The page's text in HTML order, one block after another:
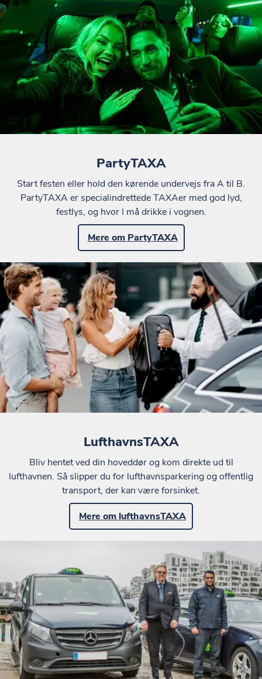
PartyTAXA
Start festen eller hold den kørende undervejs fra A til B.
PartyTAXA er specialindrettede TAXAer med god lyd,
festlys, og hvor I må drikke i vognen.
Mere om PartyTAXA
LufthavnsTAXA
Bliv hentet ved din hoveddør og kom direkte ud til
lufthavnen. Så slipper du for lufthavnsparkering og offentlig
transport, der kan være forsinket.
Mere om lufthavnsTAXA